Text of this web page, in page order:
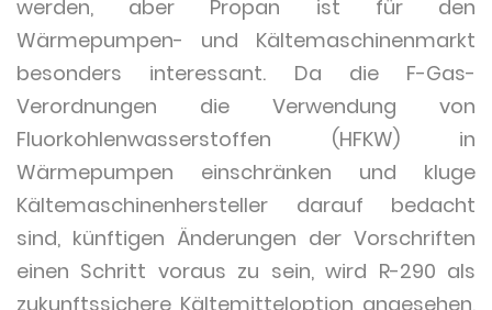
werden, aber Propan ist für den
Wärmepumpen- und Kältemaschinenmarkt
besonders interessant. Da die F-Gas-
Verordnungen die Verwendung von
Fluorkohlenwasserstoffen (HFKW) in
Wärmepumpen einschränken und kluge
Kältemaschinenhersteller darauf bedacht
sind, künftigen Änderungen der Vorschriften
einen Schritt voraus zu sein, wird R-290 als
zukunftssichere Kältemitteloption angesehen,